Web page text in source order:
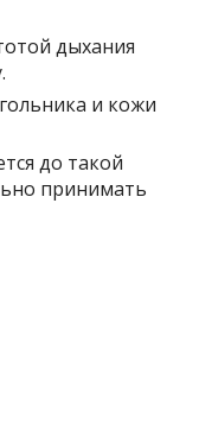
дыхания
и кожи
до такой
принимать